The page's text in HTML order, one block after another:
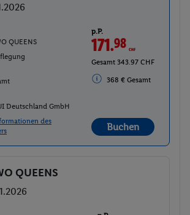
QUEENS
p.P.
171.98CHF
Gesamt 343.97 CHF
368 € Gesamt
Deutschland GmbH
des
Buchen
QUEENS